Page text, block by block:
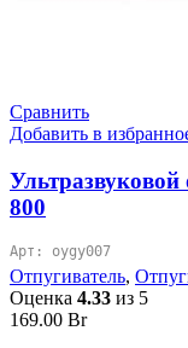
Сравнить
Добавить в
Ультразвуковой
800
Арт: oygy007
Отпугиватель,
Оценка 4.33 из 5
169.00 Br